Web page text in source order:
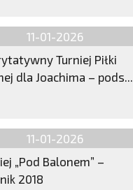
11-01-2026
Turniej Piłki
dla Joachima – pods...
11-01-2026
„Pod Balonem” –
2018